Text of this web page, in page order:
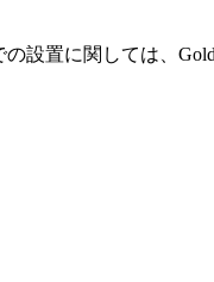
設置に関しては、